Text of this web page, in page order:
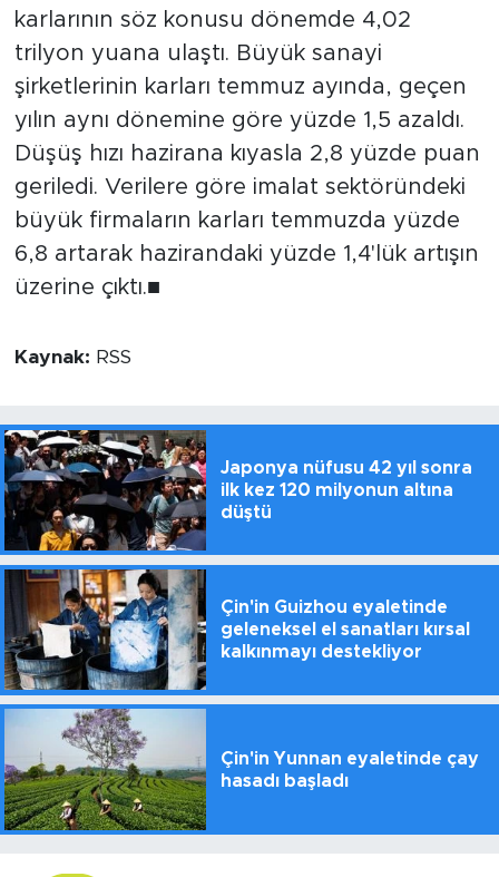
karlarının söz konusu dönemde 4,02
trilyon yuana ulaştı. Büyük sanayi
şirketlerinin karları temmuz ayında, geçen
yılın aynı dönemine göre yüzde 1,5 azaldı.
Düşüş hızı hazirana kıyasla 2,8 yüzde puan
geriledi. Verilere göre imalat sektöründeki
büyük firmaların karları temmuzda yüzde
6,8 artarak hazirandaki yüzde 1,4'lük artışın
üzerine çıktı.■
Kaynak: RSS
Japonya nüfusu 42 yıl sonra
ilk kez 120 milyonun altına
düştü
Çin'in Guizhou eyaletinde
geleneksel el sanatları kırsal
kalkınmayı destekliyor
Çin'in Yunnan eyaletinde çay
hasadı başladı